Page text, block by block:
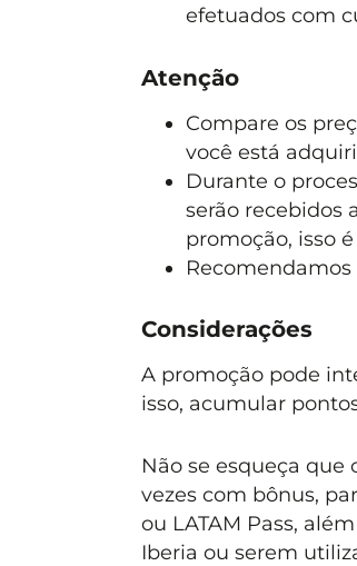
efetuados com
Atenção
Compare os
você está
Durante o
serão recebidos
promoção, isso
Considerações
A promoção pode
isso, acumular
Não se esqueça que
vezes com bônus,
ou LATAM Pass,
Iberia ou serem